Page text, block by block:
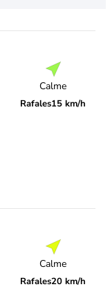
Calme
Rafales15 km/h
Calme
Rafales20 km/h